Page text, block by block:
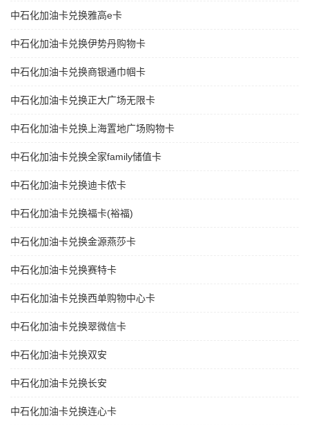
中石化加油卡兑换雅高e卡
中石化加油卡兑换伊势丹购物卡
中石化加油卡兑换商银通巾帼卡
中石化加油卡兑换正大广场无限卡
中石化加油卡兑换上海置地广场购物卡
中石化加油卡兑换全家family储值卡
中石化加油卡兑换迪卡侬卡
中石化加油卡兑换福卡(裕福)
中石化加油卡兑换金源燕莎卡
中石化加油卡兑换赛特卡
中石化加油卡兑换西单购物中心卡
中石化加油卡兑换翠微信卡
中石化加油卡兑换双安
中石化加油卡兑换长安
中石化加油卡兑换连心卡